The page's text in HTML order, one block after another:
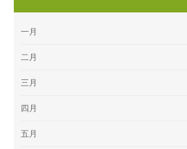
一月
二月
三月
四月
五月